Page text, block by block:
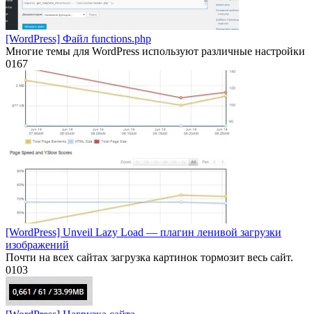
[WordPress] Файл functions.php
Многие темы для WordPress используют различные настройки
0167
[WordPress] Unveil Lazy Load — плагин ленивой загрузки
изображений
Почти на всех сайтах загрузка картинок тормозит весь сайт.
0103